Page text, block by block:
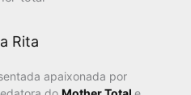
Rita
apaixonada por